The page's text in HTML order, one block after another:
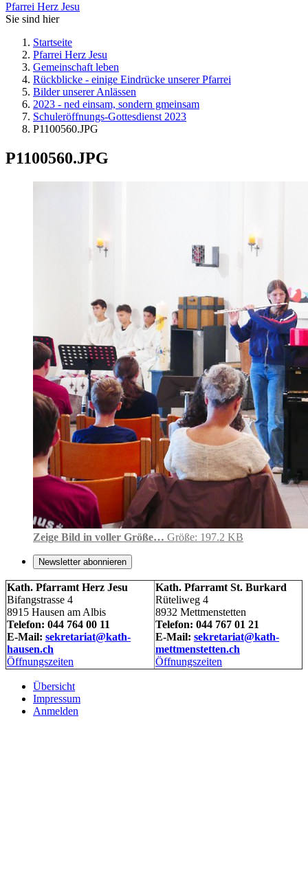
Pfarrei Herz Jesu
Sie sind hier
Startseite
Pfarrei Herz Jesu
Gemeinschaft leben
Rückblicke - einige Eindrücke unserer Pfarrei
Bilder unserer Anlässen
2023 - ned einsam, sondern gmeinsam
Schuleröffnungs-Gottesdienst 2023
P1100560.JPG
P1100560.JPG
Zeige Bild in voller Größe… Größe: 197.2 KB
Newsletter abonnieren
Kath. Pfarramt Herz Jesu
Bifangstrasse 4
8915 Hausen am Albis
Telefon: 044 764 00 11
E-Mail: sekretariat@kath-
hausen.ch
Öffnungszeiten
Kath. Pfarramt St. Burkard
Rüteliweg 4
8932 Mettmenstetten
Telefon: 044 767 01 21
E-Mail: sekretariat@kath-
mettmenstetten.ch
Öffnungszeiten
Übersicht
Impressum
Anmelden